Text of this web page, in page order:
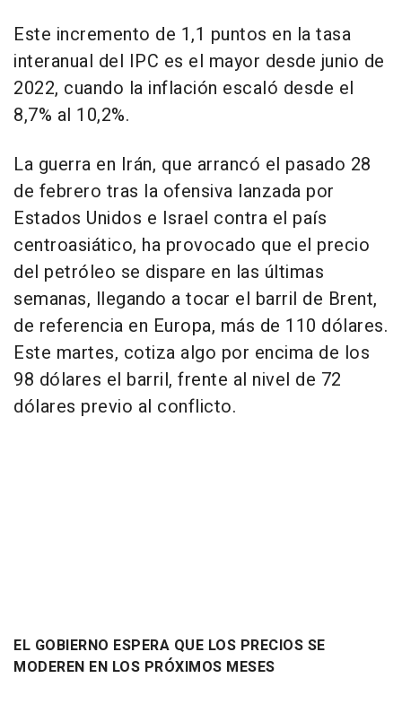
Este incremento de 1,1 puntos en la tasa
interanual del IPC es el mayor desde junio de
2022, cuando la inflación escaló desde el
8,7% al 10,2%.
La guerra en Irán, que arrancó el pasado 28
de febrero tras la ofensiva lanzada por
Estados Unidos e Israel contra el país
centroasiático, ha provocado que el precio
del petróleo se dispare en las últimas
semanas, llegando a tocar el barril de Brent,
de referencia en Europa, más de 110 dólares.
Este martes, cotiza algo por encima de los
98 dólares el barril, frente al nivel de 72
dólares previo al conflicto.
EL GOBIERNO ESPERA QUE LOS PRECIOS SE
MODEREN EN LOS PRÓXIMOS MESES